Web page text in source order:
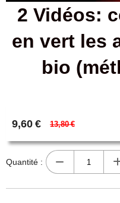
2 Vidéos:
en vert les
bio
9,60 € 13,80€
Quantité :